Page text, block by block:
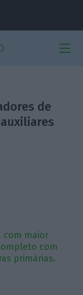
de
com maior
com
primárias.